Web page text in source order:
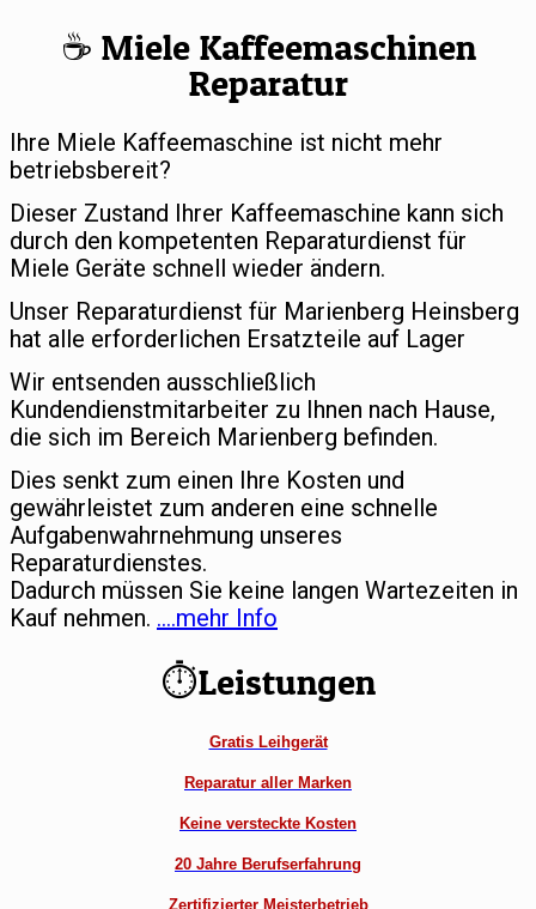
☕️ Miele Kaffeemaschinen
Reparatur
Ihre Miele Kaffeemaschine ist nicht mehr
betriebsbereit?
Dieser Zustand Ihrer Kaffeemaschine kann sich
durch den kompetenten Reparaturdienst für
Miele Geräte schnell wieder ändern.
Unser Reparaturdienst für Marienberg Heinsberg
hat alle erforderlichen Ersatzteile auf Lager
Wir entsenden ausschließlich
Kundendienstmitarbeiter zu Ihnen nach Hause,
die sich im Bereich Marienberg befinden.
Dies senkt zum einen Ihre Kosten und
gewährleistet zum anderen eine schnelle
Aufgabenwahrnehmung unseres
Reparaturdienstes.
Dadurch müssen Sie keine langen Wartezeiten in
Kauf nehmen. ….mehr Info
⏱Leistungen
Gratis Leihgerät
Reparatur aller Marken
Keine versteckte Kosten
20 Jahre Berufserfahrung
Zertifizierter Meisterbetrieb